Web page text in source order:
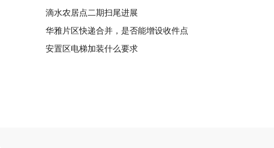
滴水农居点二期扫尾进展
华雅片区快递合并，是否能增设收件点
安置区电梯加装什么要求